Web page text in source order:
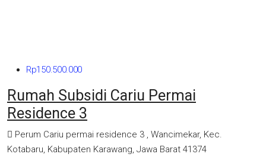
Rp150.500.000
Rumah Subsidi Cariu Permai
Residence 3
Perum Cariu permai residence 3 , Wancimekar, Kec.
Kotabaru, Kabupaten Karawang, Jawa Barat 41374